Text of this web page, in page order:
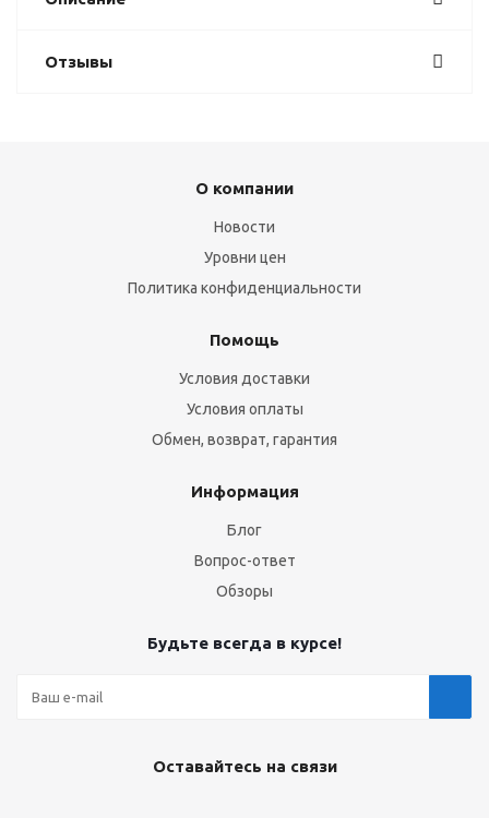
Отзывы
О компании
Новости
Уровни цен
Политика конфиденциальности
Помощь
Условия доставки
Условия оплаты
Обмен, возврат, гарантия
Информация
Блог
Вопрос-ответ
Обзоры
Будьте всегда в курсе!
Оставайтесь на связи